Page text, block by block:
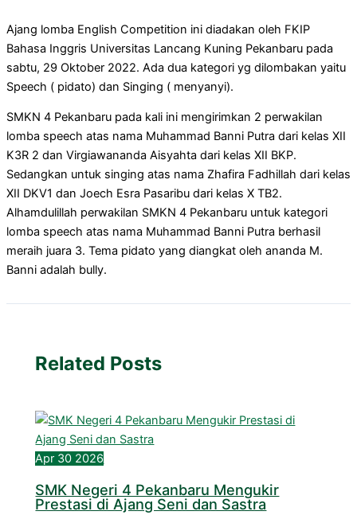
Ajang lomba English Competition ini diadakan oleh FKIP
Bahasa Inggris Universitas Lancang Kuning Pekanbaru pada
sabtu, 29 Oktober 2022. Ada dua kategori yg dilombakan yaitu
Speech ( pidato) dan Singing ( menyanyi).
SMKN 4 Pekanbaru pada kali ini mengirimkan 2 perwakilan
lomba speech atas nama Muhammad Banni Putra dari kelas XII
K3R 2 dan Virgiawananda Aisyahta dari kelas XII BKP.
Sedangkan untuk singing atas nama Zhafira Fadhillah dari kelas
XII DKV1 dan Joech Esra Pasaribu dari kelas X TB2.
Alhamdulillah perwakilan SMKN 4 Pekanbaru untuk kategori
lomba speech atas nama Muhammad Banni Putra berhasil
meraih juara 3. Tema pidato yang diangkat oleh ananda M.
Banni adalah bully.
Related Posts
Apr 30 2026
SMK Negeri 4 Pekanbaru Mengukir
Prestasi di Ajang Seni dan Sastra